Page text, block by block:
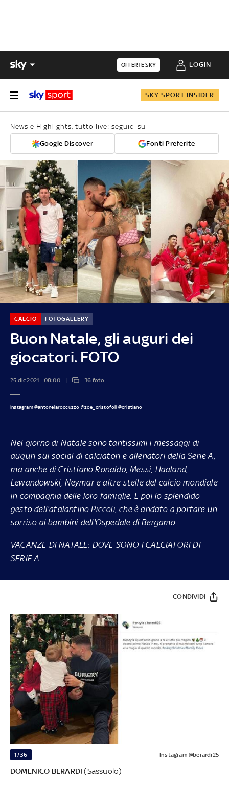
OFFERTE SKY LOGIN
SKY SPORT INSIDER
News e Highlights, tutto live: seguici su
Google Discover Fonti Preferite
Buon Natale, gli auguri dei
giocatori. FOTO
CALCIO FOTOGALLERY
25 dic 2021 - 08:00 36 foto
Instagram @antonelaroccuzzo @zoe_cristofoli @cristiano
Nel giorno di Natale sono tantissimi i messaggi di
auguri sui social di calciatori e allenatori della Serie A,
ma anche di Cristiano Ronaldo, Messi, Haaland,
Lewandowski, Neymar e altre stelle del calcio mondiale
in compagnia delle loro famiglie. E poi lo splendido
gesto dell'atalantino Piccoli, che è andato a portare un
sorriso ai bambini dell'Ospedale di Bergamo
VACANZE DI NATALE: DOVE SONO I CALCIATORI DI
SERIE A
CONDIVIDI
1/36 Instagram @berardi25
DOMENICO BERARDI (Sassuolo)